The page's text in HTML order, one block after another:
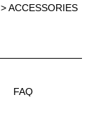
>ACCESSORIES
FAQ